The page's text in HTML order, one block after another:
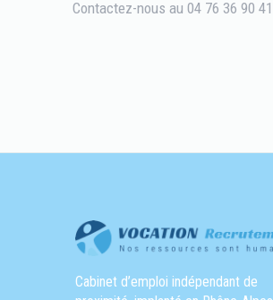
Contactez-nous au 04 76 36 90 41
Cabinet d’emploi indépendant de